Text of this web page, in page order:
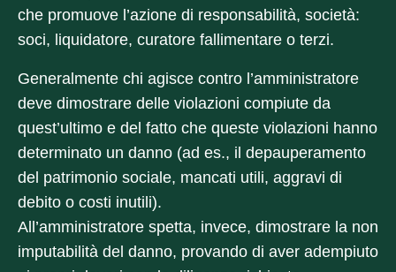
che promuove l’azione di responsabilità, società:
soci, liquidatore, curatore fallimentare o terzi.
Generalmente chi agisce contro l’amministratore
deve dimostrare delle violazioni compiute da
quest’ultimo e del fatto che queste violazioni hanno
determinato un danno (ad es., il depauperamento
del patrimonio sociale, mancati utili, aggravi di
debito o costi inutili).
All’amministratore spetta, invece, dimostrare la non
imputabilità del danno, provando di aver adempiuto